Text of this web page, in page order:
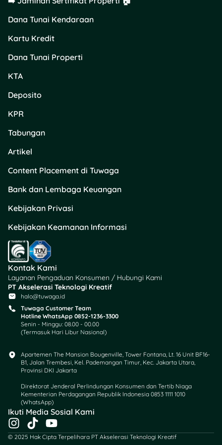
Dana Tunai Kendaraan
Kartu Kredit
Dana Tunai Properti
KTA
Deposito
KPR
Tabungan
Artikel
Content Placement di Tuwaga
Bank dan Lembaga Keuangan
Kebijakan Privasi
Kebijakan Keamanan Informasi
Kontak Kami
Layanan Pengaduan Konsumen / Hubungi Kami
PT Akselerasi Teknologi Kreatif
halo@tuwaga.id
Tuwaga Customer Team
Hotline WhatsApp 0852-1236-3300
Senin - Minggu: 08.00 - 00.00
(Termasuk Hari Libur Nasional)
Apartemen The Mansion Bougenville, Tower Fontana, Lt. 16 Unit BF16-
B1, Jalan Trembesi, Kel. Pademangan Timur, Kec. Jakarta Utara,
Provinsi DKI Jakarta
Direktorat Jenderal Perlindungan Konsumen dan Tertib Niaga
Kementerian Perdagangan Republik Indonesia 0853 1111 1010
(WhatsApp)​
Ikuti Media Sosial Kami
I
n
T
i
Y
o
© 2025 Hak Cipta Terpelihara PT Akselerasi Teknologi Kreatif